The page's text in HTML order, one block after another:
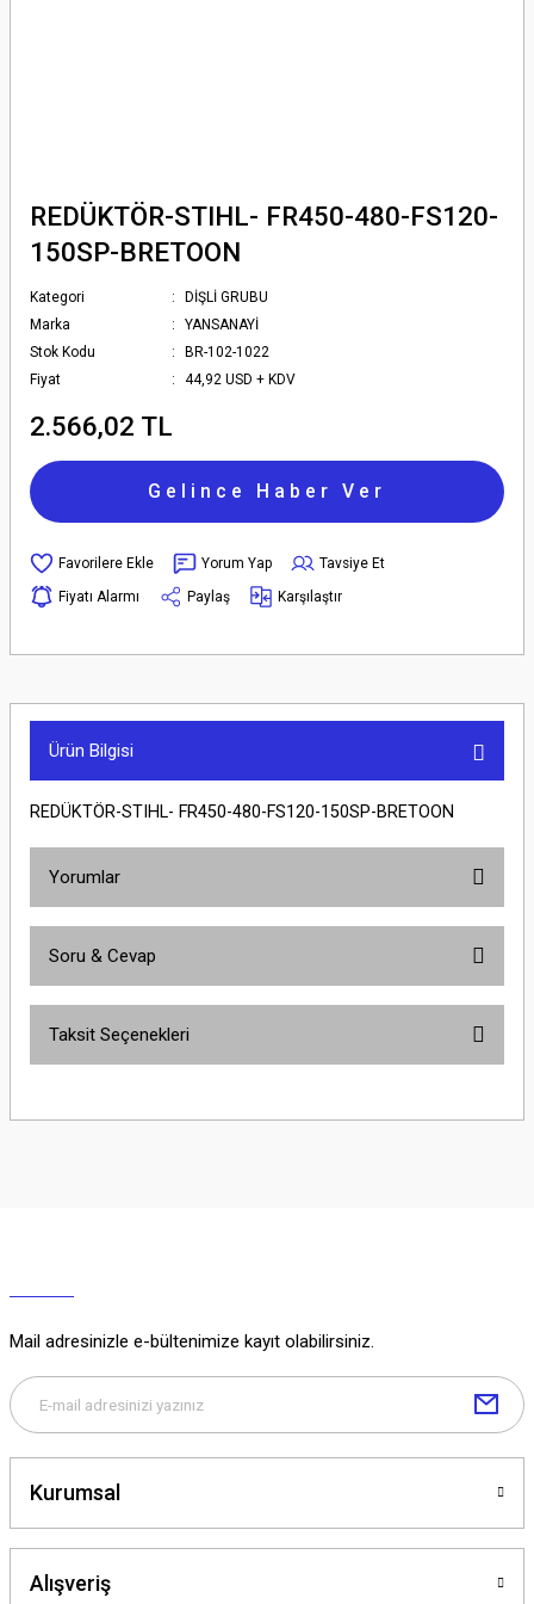
REDÜKTÖR-STIHL- FR450-480-FS120-
150SP-BRETOON
Kategori
DİŞLİ GRUBU
Marka
YANSANAYİ
Stok Kodu
BR-102-1022
Fiyat
44,92 USD + KDV
2.566,02 TL
Gelince Haber Ver
Yorum Yap
Tavsiye Et
Fiyatı Alarmı
Paylaş Karşılaştır
Ürün Bilgisi
REDÜKTÖR-STIHL- FR450-480-FS120-150SP-BRETOON
Yorumlar
Soru & Cevap
Soru Sor
Taksit Seçenekleri
Mail adresinizle e-bültenimize kayıt olabilirsiniz.
Kurumsal
Alışveriş